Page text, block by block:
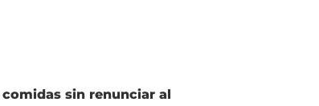
sin renunciar al